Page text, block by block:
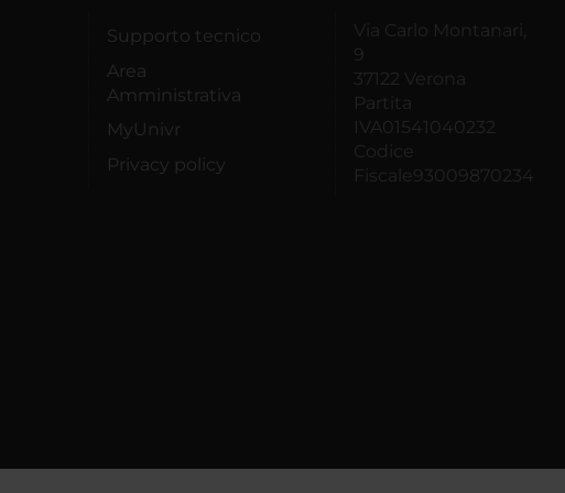
Supporto tecnico
Area
Amministrativa
MyUnivr
Privacy policy
Via Carlo Montanari,
9
37122 Verona
Partita
IVA01541040232
Codice
Fiscale93009870234